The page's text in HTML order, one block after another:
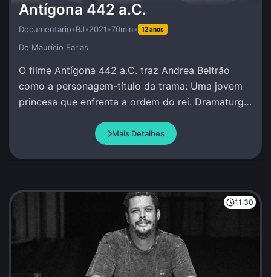
Antígona 442 a.C.
Documentário•RJ•2021•70min• 12 anos
De Maurí­cio Farias
O filme Antígona 442 a.C. traz Andrea Beltrão
como a personagem-título da trama: Uma jovem
princesa que enfrenta a ordem do rei. Dramaturgia
Mais Detalhes
11:30